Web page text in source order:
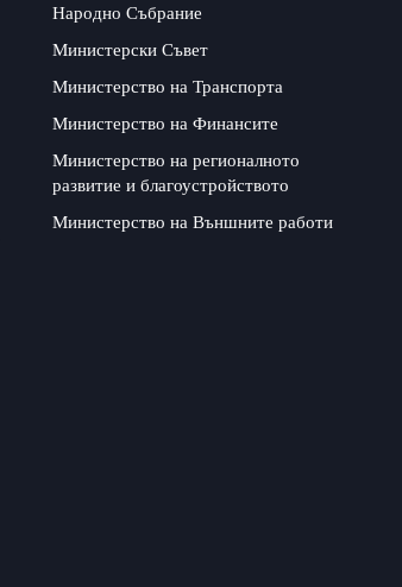
Народно Събрание
Министерски Съвет
Министерство на Транспорта
Министерство на Финансите
Министерство на регионалното
развитие и благоустройството
Министерство на Външните работи